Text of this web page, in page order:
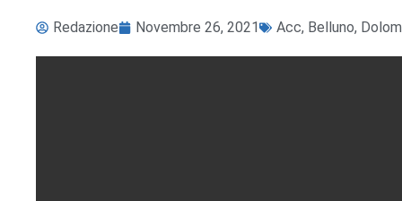
Redazione Novembre 26, 2021 Acc, Belluno,